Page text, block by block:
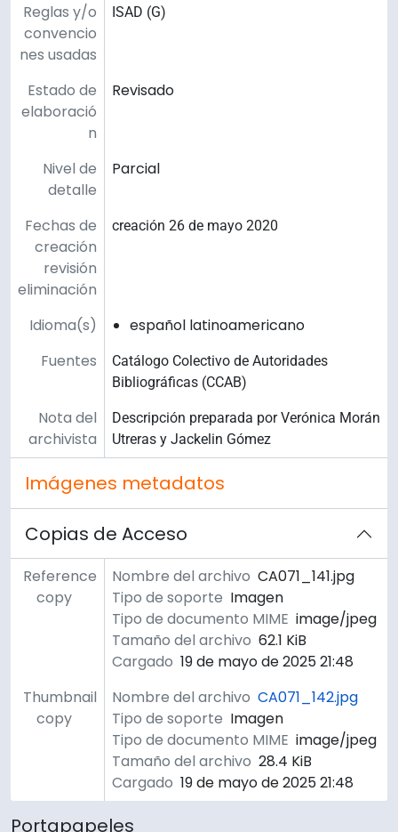
Reglas y/o
convencio
nes usadas
ISAD (G)
Estado de
elaboració
n
Revisado
Nivel de
detalle
Parcial
Fechas de
creación
revisión
eliminación
creación 26 de mayo 2020
Idioma(s)
español latinoamericano
Fuentes
Catálogo Colectivo de Autoridades
Bibliográficas (CCAB)
Nota del
archivista
Descripción preparada por Verónica Morán
Utreras y Jackelin Gómez
Imágenes metadatos
Copias de Acceso
Reference
copy
Nombre del archivo CA071_141.jpg
Tipo de soporte Imagen
Tipo de documento MIME image/jpeg
Tamaño del archivo 62.1 KiB
Cargado 19 de mayo de 2025 21:48
Thumbnail
copy
Nombre del archivo CA071_142.jpg
Tipo de soporte Imagen
Tipo de documento MIME image/jpeg
Tamaño del archivo 28.4 KiB
Cargado 19 de mayo de 2025 21:48
Portapapeles